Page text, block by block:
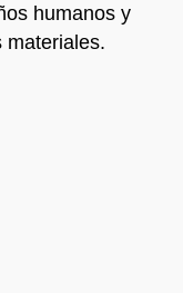
humanos y
materiales.